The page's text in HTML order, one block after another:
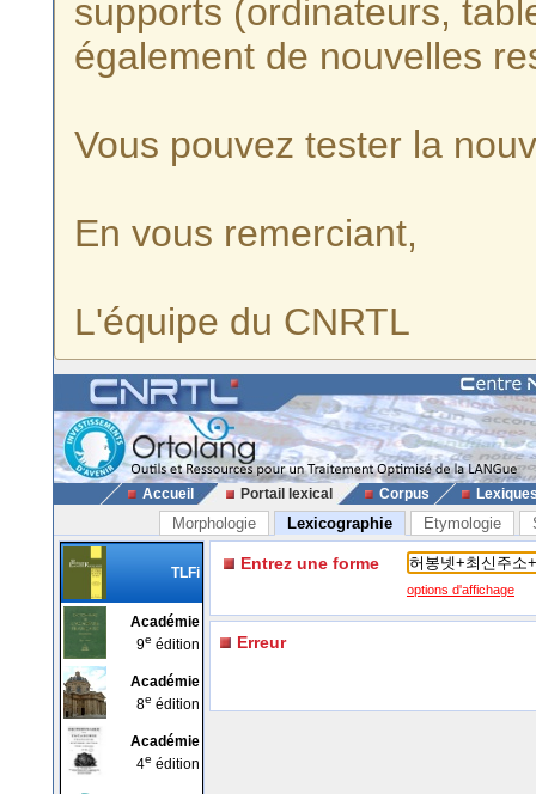
supports (ordinateurs,
également de nouvelles
Vous pouvez tester la
En vous remerciant,
L'équipe du CNRTL
Accueil Portail lexical Corpus
Morphologie Lexicographie Etymologie
TLFi
Académie
9e édition
Académie
8e édition
Académie
4e édition
Entrez une forme
options d'affichage
Erreur